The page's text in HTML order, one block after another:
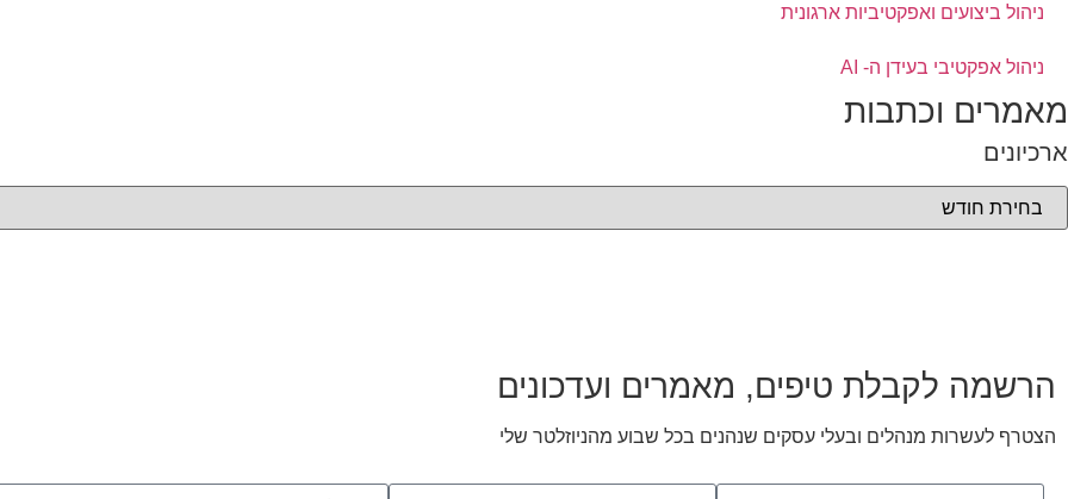
ניהול ביצועים ואפקטיביות ארגונית
ניהול אפקטיבי בעידן ה- AI
מאמרים וכתבות
ארכיונים
הרשמה לקבלת טיפים, מאמרים ועדכונים
הצטרף לעשרות מנהלים ובעלי עסקים שנהנים בכל שבוע מהניוזלטר שלי